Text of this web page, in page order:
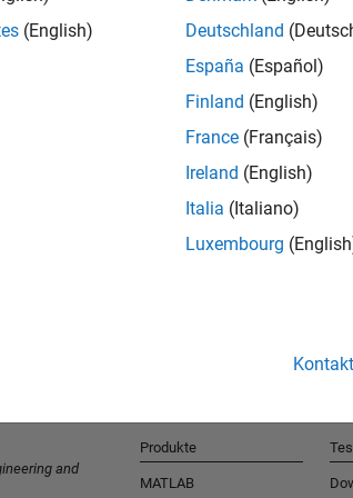
(English)
Deutschland
España (Español)
Finland (English)
France (Français)
Ireland (English)
Italia (Italiano)
Luxembourg
and
Produkte
MATLAB